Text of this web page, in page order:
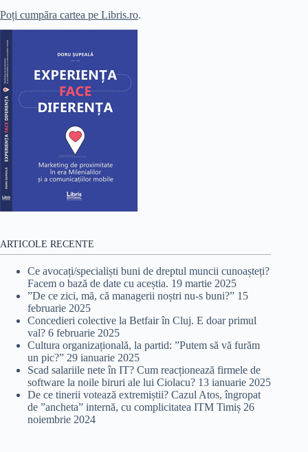
Poți cumpăra cartea pe Libris.ro.
ARTICOLE RECENTE
Ce avocați/specialiști buni de dreptul muncii cunoașteți?
Facem o bază de date cu aceștia. 19 martie 2025
”De ce zici, mă, că managerii noștri nu-s buni?” 15
februarie 2025
Concedieri colective la Betfair în Cluj. E doar primul
val? 6 februarie 2025
Cultura organizațională, la partid: ”Putem să vă furăm
un pic?” 29 ianuarie 2025
Scad salariile nete în IT? Cum reacționează firmele de
software la noile biruri ale lui Ciolacu? 13 ianuarie 2025
De ce tinerii votează extremiștii? Cazul Atos, îngropat
de ”ancheta” internă, cu complicitatea ITM Timiș 26
noiembrie 2024